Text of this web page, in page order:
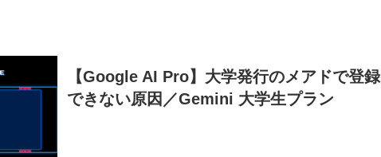
【Google AI Pro】大学発行のメアドで登録
できない原因／Gemini 大学生プラン